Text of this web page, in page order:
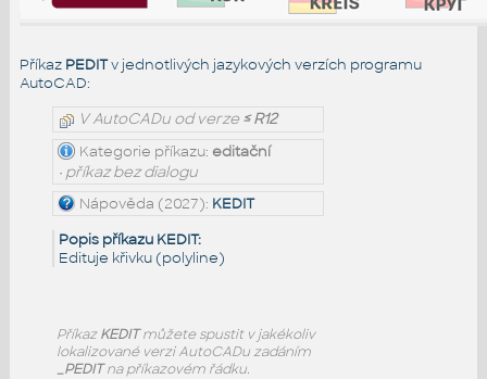
Příkaz PEDITv jednotlivých jazykových verzích programu
AutoCAD:
V AutoCADu od verze≤ R12
Kategorie příkazu: editační
• příkaz bez dialogu
Nápověda (2027): KEDIT
Popis příkazu KEDIT:
Edituje křivku (polyline)
PříkazKEDITmůžete spustit v jakékoliv
lokalizované verzi AutoCADu zadáním
_PEDITna příkazovém řádku.